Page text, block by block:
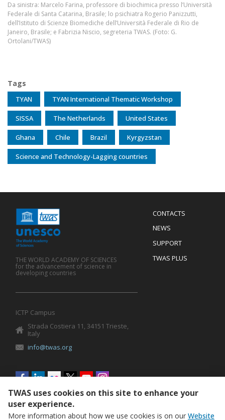
Da sinistra: Marcelo Farina, professore di biochimica presso l’Università
Federale di Santa Catarina, Brasile; lo psichiatra Rogerio Panizzutti,
dell’Istituto di Scienze Biomediche dell’Università Federale di Rio de
Janeiro, Brasile; e Fabrizia Niscio, segreteria TWAS. (Foto: G.
Ortolani/TWAS)
Tags
TYAN TYAN International Thematic Workshop
SISSA The Netherlands United States
Ghana Chile Brazil Kyrgyzstan
Science and Technology-Lagging countries
Menu
Footer
CONTACTS
NEWS
SUPPORT
TWAS PLUS
THE WORLD ACADEMY OF SCIENCES
for the advancement of science in
developing countries
ICTP Campus
Strada Costiera 11, 34151 Trieste,
Italy
info@twas.org
Social
menu
TWAS uses cookies on this site to enhance your
user experience.
More information about how we use cookies is on our Website